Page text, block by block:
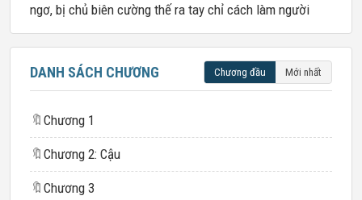
ngơ, bị chủ biên cường thế ra tay chỉ cách làm người
DANH SÁCH CHƯƠNG Chương đầu Mới nhất
🔖 Chương 1
🔖 Chương 2: Cậu
🔖 Chương 3